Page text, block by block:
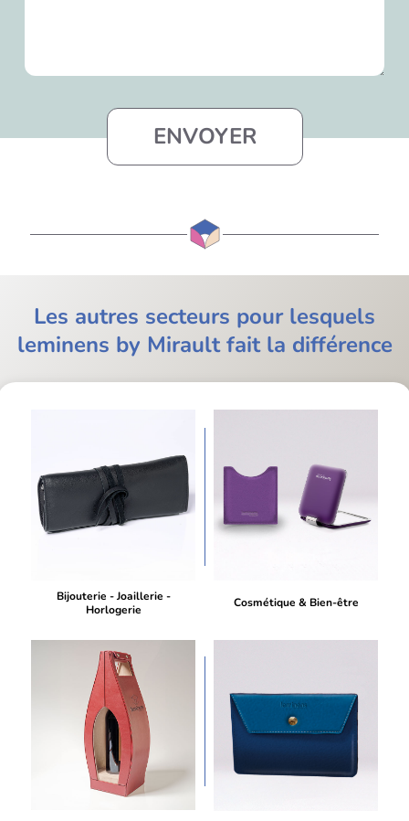
Les autres secteurs pour lesquels
leminens by Mirault fait la différence
Bijouterie - Joaillerie -
Horlogerie
Cosmétique & Bien-être